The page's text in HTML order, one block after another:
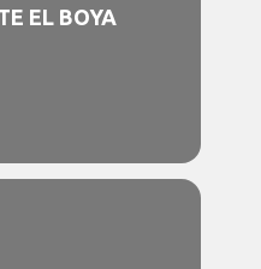
EL BOYA